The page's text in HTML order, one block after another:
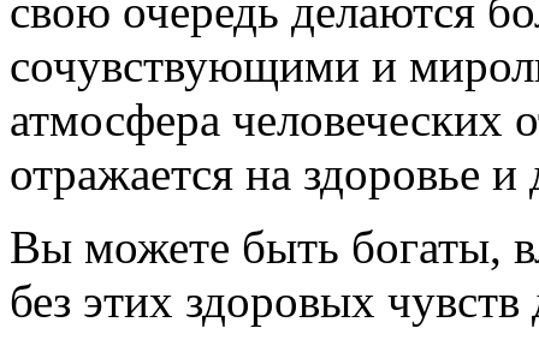
свою очередь делаются
сочувствующими и
атмосфера человеческих
отражается на здоровье
Вы можете быть богаты,
без этих здоровых